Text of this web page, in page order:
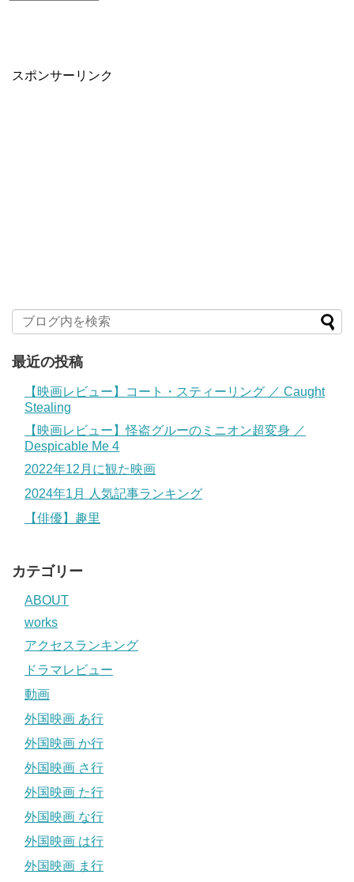
スポンサーリンク
最近の投稿
【映画レビュー】コート・スティーリング ／ Caught
Stealing
【映画レビュー】怪盗グルーのミニオン超変身 ／
Despicable Me 4
2022年12月に観た映画
2024年1月 人気記事ランキング
【俳優】趣里
カテゴリー
ABOUT
works
アクセスランキング
ドラマレビュー
動画
外国映画 あ行
外国映画 か行
外国映画 さ行
外国映画 た行
外国映画 な行
外国映画 は行
外国映画 ま行